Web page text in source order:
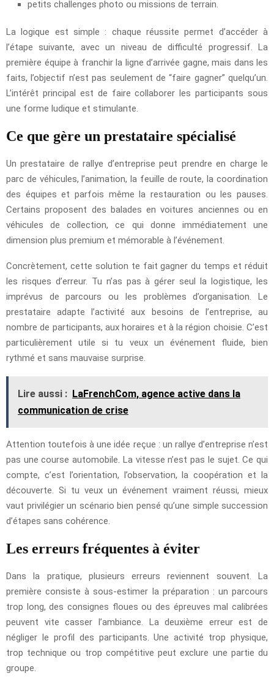
petits challenges photo ou missions de terrain.
La logique est simple : chaque réussite permet d’accéder à
l’étape suivante, avec un niveau de difficulté progressif. La
première équipe à franchir la ligne d’arrivée gagne, mais dans les
faits, l’objectif n’est pas seulement de “faire gagner” quelqu’un.
L’intérêt principal est de faire collaborer les participants sous
une forme ludique et stimulante.
Ce que gère un prestataire spécialisé
Un prestataire de rallye d’entreprise peut prendre en charge le
parc de véhicules, l’animation, la feuille de route, la coordination
des équipes et parfois même la restauration ou les pauses.
Certains proposent des balades en voitures anciennes ou en
véhicules de collection, ce qui donne immédiatement une
dimension plus premium et mémorable à l’événement.
Concrètement, cette solution te fait gagner du temps et réduit
les risques d’erreur. Tu n’as pas à gérer seul la logistique, les
imprévus de parcours ou les problèmes d’organisation. Le
prestataire adapte l’activité aux besoins de l’entreprise, au
nombre de participants, aux horaires et à la région choisie. C’est
particulièrement utile si tu veux un événement fluide, bien
rythmé et sans mauvaise surprise.
Lire aussi : LaFrenchCom, agence active dans la
communication de crise
Attention toutefois à une idée reçue : un rallye d’entreprise n’est
pas une course automobile. La vitesse n’est pas le sujet. Ce qui
compte, c’est l’orientation, l’observation, la coopération et la
découverte. Si tu veux un événement vraiment réussi, mieux
vaut privilégier un scénario bien pensé qu’une simple succession
d’étapes sans cohérence.
Les erreurs fréquentes à éviter
Dans la pratique, plusieurs erreurs reviennent souvent. La
première consiste à sous-estimer la préparation : un parcours
trop long, des consignes floues ou des épreuves mal calibrées
peuvent vite casser l’ambiance. La deuxième erreur est de
négliger le profil des participants. Une activité trop physique,
trop technique ou trop compétitive peut exclure une partie du
groupe.